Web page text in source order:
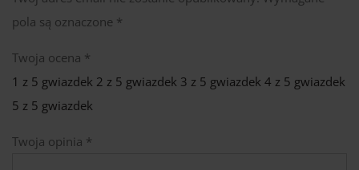
pola są oznaczone *
Twoja ocena *
1 z 5 gwiazdek 2 z 5 gwiazdek 3 z 5 gwiazdek 4 z 5 gwiazdek
5 z 5 gwiazdek
Twoja opinia *